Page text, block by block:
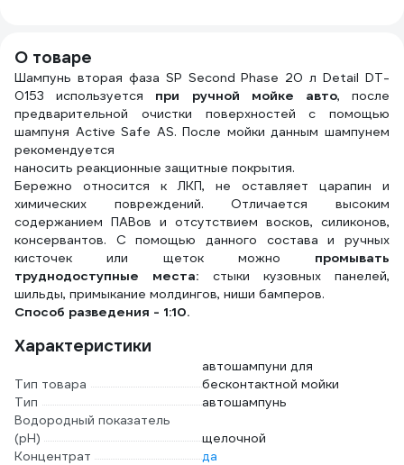
О товаре
Шампунь вторая фаза SP Second Phase 20 л Detail DT-
0153 используется при ручной мойке авто, после
предварительной очистки поверхностей с помощью
шампуня Active Safe AS. После мойки данным шампунем
рекомендуется
наносить реакционные защитные покрытия.
Бережно относится к ЛКП, не оставляет царапин и
химических повреждений. Отличается высоким
содержанием ПАВов и отсутствием восков, силиконов,
консервантов. С помощью данного состава и ручных
кисточек или щеток можно промывать
труднодоступные места: стыки кузовных панелей,
шильды, примыкание молдингов, ниши бамперов.
Способ разведения - 1:10.
Характеристики
Тип товара
автошампуни для
бесконтактной мойки
Тип
автошампунь
Водородный показатель
(pH)
щелочной
Концентрат
да